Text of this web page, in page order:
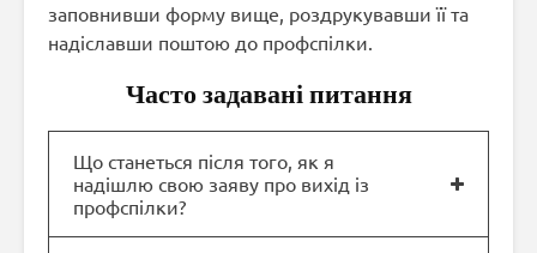
заповнивши форму вище, роздрукувавши її та
надіславши поштою до профспілки.
Часто задавані питання
Що станеться після того, як я
надішлю свою заяву про вихід із
профспілки?